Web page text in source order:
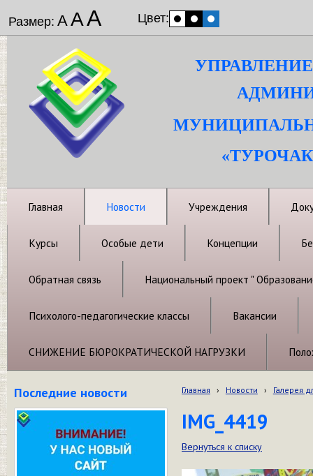
Размер: ААА Цвет:
Главная Новости Учреждения
Курсы Особые дети Концепции
Обратная связь Национальный проект "
Психолого-педагогические классы Вакансии
СНИЖЕНИЕ БЮРОКРАТИЧЕСКОЙ НАГРУЗКИ
Последние новости Главная › Новости › Галерея
IMG_4419
Вернуться к списку